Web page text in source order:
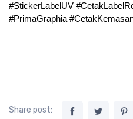
#StickerLabelUV
#PrimaGraphia
Share post: